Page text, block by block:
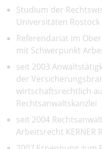
Studium der
Universitäten
Referendariat im
mit Schwerpunkt
seit 2003
der
wirtschaftsrechtlich
Rechtsanwaltskanzlei
seit 2004
Arbeitsrecht KERNER